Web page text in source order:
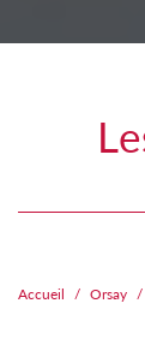
les ulis : la queue
Accueil Orsay